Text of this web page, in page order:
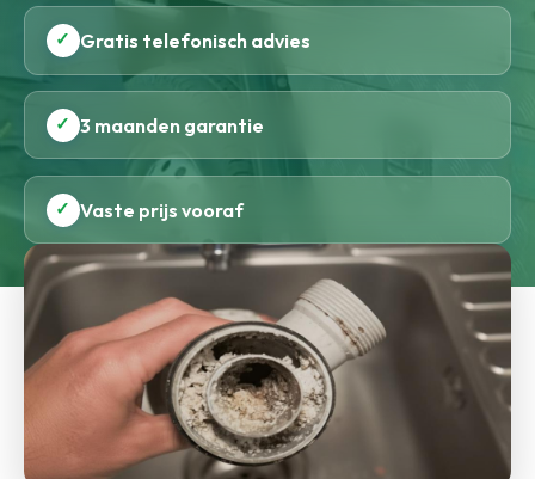
✓ Gratis telefonisch advies
✓ 3 maanden garantie
✓ Vaste prijs vooraf